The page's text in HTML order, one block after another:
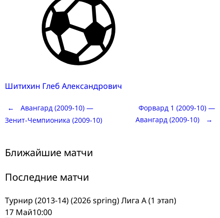
Шитихин Глеб Александрович
Post
←
Авангард (2009-10) —
Зенит-Чемпионика (2009-10)
Форвард 1 (2009-10) —
Авангард (2009-10)
→
Ближайшие матчи
Последние матчи
Турнир (2013-14) (2026 spring) Лига А (1 этап)
17 Май10:00